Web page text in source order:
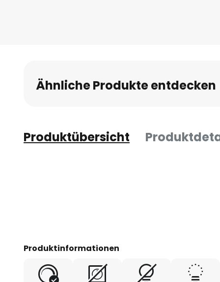
Ähnliche Produkte entdecken
Produktübersicht
Produktinformationen